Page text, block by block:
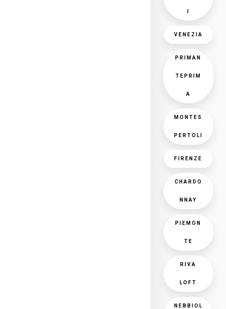
VENEZIA
PRIMAN
TEPRIM
A
MONTES
PERTOLI
FIRENZE
CHARDO
NNAY
PIEMON
TE
RIVA
LOFT
NEBBIOL